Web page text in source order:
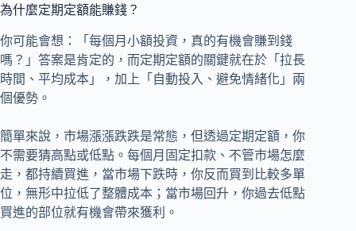
為什麼定期定額能賺錢？
你可能會想：「每個月小額投資，真的有機會賺到錢
嗎？」答案是肯定的，而定期定額的關鍵就在於「拉長
時間、平均成本」，加上「自動投入、避免情緒化」兩
個優勢。
簡單來說，市場漲漲跌跌是常態，但透過定期定額，你
不需要猜高點或低點。每個月固定扣款、不管市場怎麼
走，都持續買進，當市場下跌時，你反而買到比較多單
位，無形中拉低了整體成本；當市場回升，你過去低點
買進的部位就有機會帶來獲利。